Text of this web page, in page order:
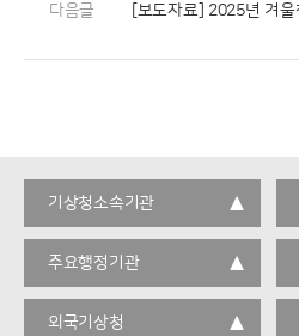
다음글
기상청소속기관
주요행정기관
외국기상청